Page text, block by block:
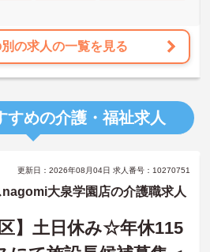
の求人の一覧を見る
すめの介護・福祉求人
更新日：2026年08月04日 求人番号：10270751
大泉学園店の介護職求人
区】土日休み☆年休115